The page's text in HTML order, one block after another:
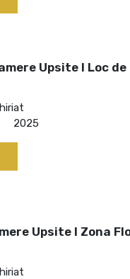
Upsite I Loc
2025
Upsite I Zona